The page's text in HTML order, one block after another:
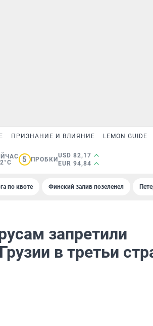
ПРИЗНАНИЕ И ВЛИЯНИЕ LEMON GUIDE
5 ПРОБКИ
USD 82,17
EUR 94,84
по квоте Финский залив позеленел
запретили
в третьи